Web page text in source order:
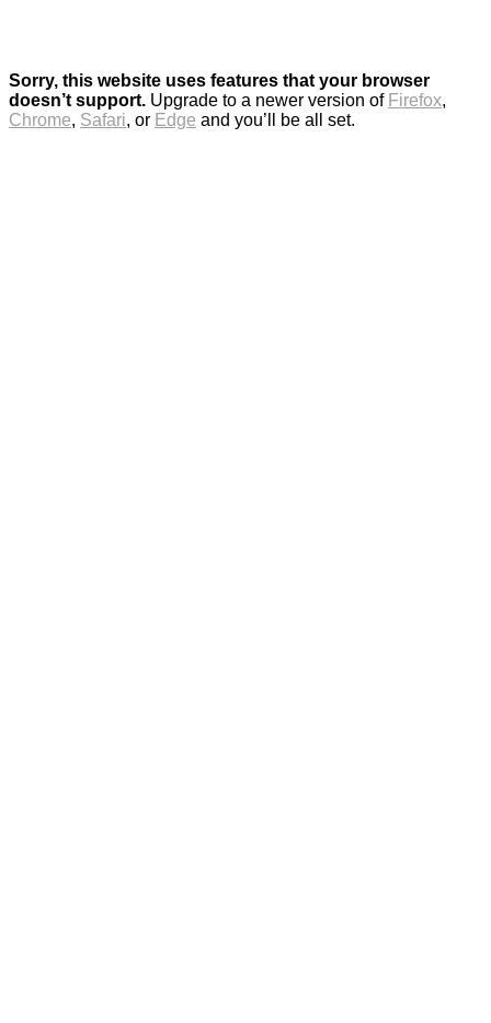
Sorry, this website uses features that your browser
doesn’t support. Upgrade to a newer version of Firefox,
Chrome, Safari, or Edge and you’ll be all set.